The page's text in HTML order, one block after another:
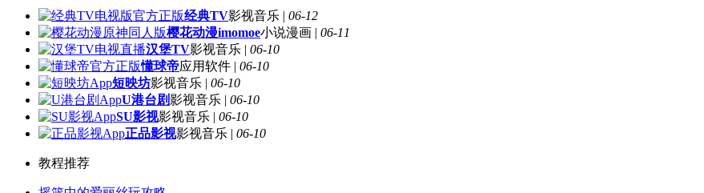
经典TV影视音乐 | 06-12
樱花动漫imomoe小说漫画 | 06-11
汉堡TV影视音乐 | 06-10
懂球帝应用软件 | 06-10
短映坊影视音乐 | 06-10
U港台剧影视音乐 | 06-10
SU影视影视音乐 | 06-10
正品影视影视音乐 | 06-10
教程推荐